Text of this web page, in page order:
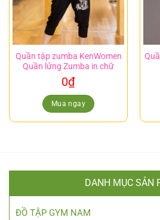
Quần tập zumba KenWomen
Quần lửng Zumba in chữ
0₫
Mua ngay
DANH MỤC SẢN
ĐỒ TẬP GYM NAM